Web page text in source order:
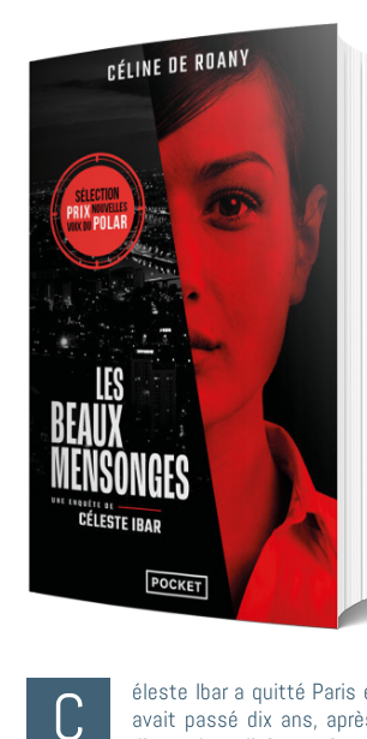
Céleste Ibar a quitté Paris et la BRI, où elle
avait passé dix ans,